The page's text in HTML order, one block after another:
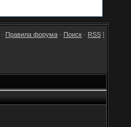
· Правила форума · Поиск · RSS ]